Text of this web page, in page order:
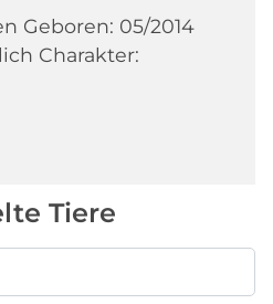
Geboren: 05/2014
Charakter:
Tiere